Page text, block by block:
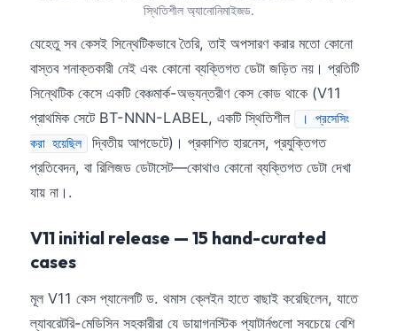
স্থিতিশীল অ্যানোনিমাইজড.
যেহেতু সব কেসই সিন্থেটিকভাবে তৈরি, তাই অপসারণ করার মতো কোনো
বাস্তব শনাক্তকারী নেই এবং কোনো ব্যক্তিগত ডেটা জড়িত নয়। প্রতিটি
সিন্থেটিক কেসে একটি বেঞ্চমার্ক-অভ্যন্তরীণ কেস কোড থাকে (V11
প্রাথমিক সেটে BT-NNN-LABEL, একটি স্থিতিশীল
। প্রসেসিং
করা হয়েছিল
দ্বিতীয় আপডেটে)। প্রকাশিত হারনেস, প্রযুক্তিগত
প্রতিবেদন, বা রিলিজড ডেটাসেট—কোথাও কোনো ব্যক্তিগত ডেটা দেখা
যায় না।.
V11 initial release — 15 hand-curated
cases
মূল V11 কেস প্যানেলটি ড. থমাস ক্লেইন হাতে বাছাই করেছিলেন, যাতে
ল্যাবরেটরি-মেডিসিন সহকারীরা যে ডায়াগনস্টিক প্যাটার্নগুলো সবচেয়ে বেশি